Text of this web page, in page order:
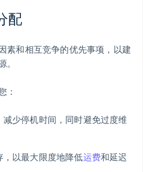
配
素和相互竞争的优先事项，以建
：
少停机时间，同时避免过度维
以最大限度地降低运费和延迟